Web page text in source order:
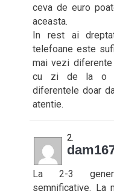
ceva de euro
aceasta.
In rest ai
telefoane este
mai vezi
cu zi de la o
diferentele doar
atentie.
La 2-3
semnificative. La